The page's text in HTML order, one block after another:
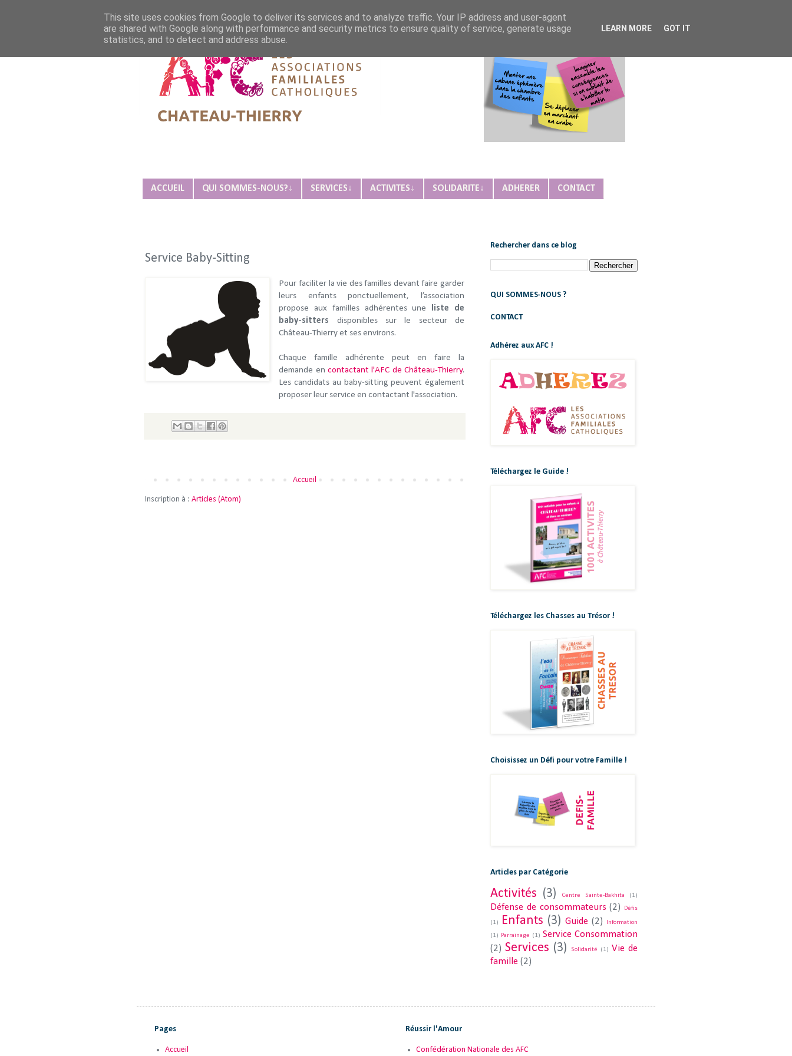
ACCUEIL QUI SOMMES-NOUS?↓ SERVICES↓ ACTIVITES↓ SOLIDARITE↓ ADHERER CONTACT
Service Baby-Sitting
Pour faciliter la vie des familles devant faire garder
leurs enfants ponctuellement, l’association
propose aux familles adhérentes une liste de
baby-sitters disponibles sur le secteur de
Château-Thierry et ses environs.
Chaque famille adhérente peut en faire la
demande encontactant l'AFC de Château-Thierry.
Les candidats au baby-sitting peuvent également
proposer leur service en contactant l'association.
Accueil
Inscription à : Articles (Atom)
Rechercher dans ce blog
QUI SOMMES-NOUS ?
CONTACT
Adhérez aux AFC !
Téléchargez le Guide !
Téléchargez les Chasses au Trésor !
Choisissez un Défi pour votre Famille !
Articles par Catégorie
Activités (3) Centre Sainte-Bakhita (1)
Défense de consommateurs (2) Défis
(1) Enfants (3) Guide (2)
Information
(1)
Parrainage (1) Service Consommation
(2) Services (3) Solidarité (1) Vie de
famille (2)
Pages
Accueil
Réussir l'Amour
Confédération Nationale des AFC
This site uses cookies from Google to deliver its services and to analyze traffic. Your IP address and user-agent
are shared with Google along with performance and security metrics to ensure quality of service, generate usage
statistics, and to detect and address abuse.
LEARN MORE GOT IT